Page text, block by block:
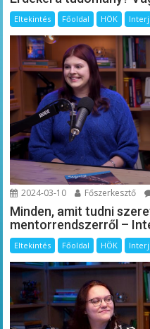
Eltekintés Főoldal HÖK
2024-03-10 Főszerkesztő
Minden, amit tudni
mentorrendszerről –
Eltekintés Főoldal HÖK